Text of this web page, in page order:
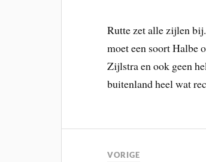
Rutte zet alle zijlen
moet een soort Halbe
Zijlstra en ook geen
buitenland heel wat
VORIGE